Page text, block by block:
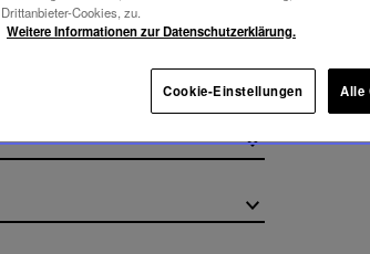
Drittanbieter-Cookies, zu.
Weitere Informationen zur Datenschutzerklärung.
Cookie-Einstellungen Alle